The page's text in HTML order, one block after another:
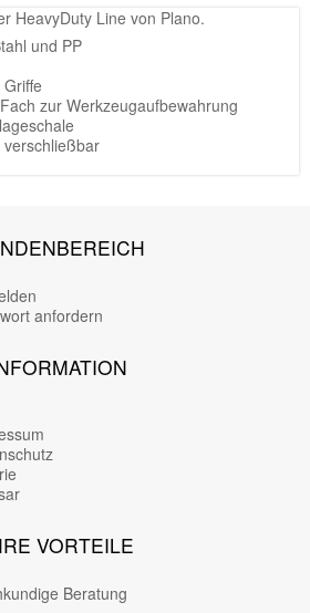
HeavyDuty Line von Plano.
und PP
zur Werkzeugaufbewahrung
verschließbar
anfordern
VORTEILE
Beratung